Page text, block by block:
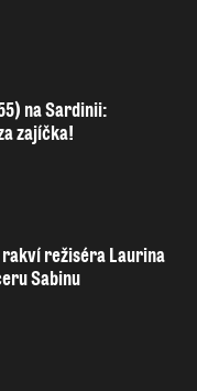
na Sardinii:
zajíčka!
režiséra Laurina
Sabinu